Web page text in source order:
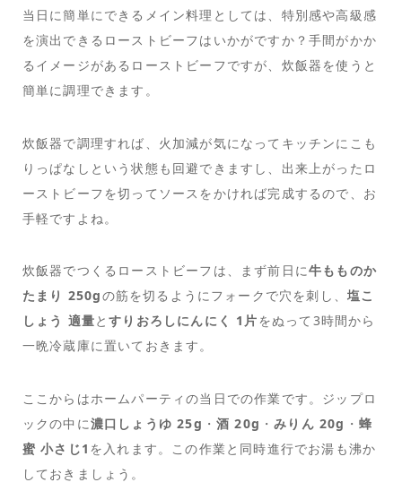
当日に簡単にできるメイン料理としては、特別感や高級感
を演出できるローストビーフはいかがですか？手間がかか
るイメージがあるローストビーフですが、炊飯器を使うと
簡単に調理できます。
炊飯器で調理すれば、火加減が気になってキッチンにこも
りっぱなしという状態も回避できますし、出来上がったロ
ーストビーフを切ってソースをかければ完成するので、お
手軽ですよね。
炊飯器でつくるローストビーフは、まず前日に牛もものか
たまり 250gの筋を切るようにフォークで穴を刺し、塩こ
しょう 適量とすりおろしにんにく 1片をぬって3時間から
一晩冷蔵庫に置いておきます。
ここからはホームパーティの当日での作業です。ジップロ
ックの中に濃口しょうゆ 25g ・酒 20g ・みりん 20g ・ 蜂
蜜 小さじ1 を入れます。この作業と同時進行でお湯も沸か
しておきましょう。